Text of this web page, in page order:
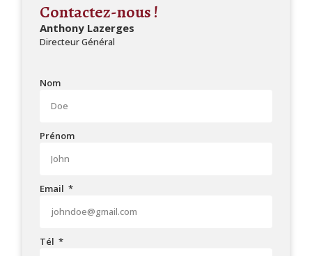
Contactez-nous !
Anthony Lazerges
Directeur Général
Nom
Prénom
Email
Tél